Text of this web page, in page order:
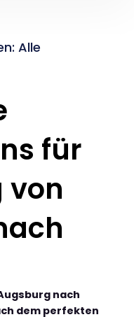
Alle
für
von
nach
dem perfekten